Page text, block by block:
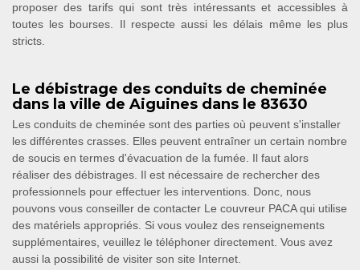
proposer des tarifs qui sont très intéressants et accessibles à
toutes les bourses. Il respecte aussi les délais même les plus
stricts.
Le débistrage des conduits de cheminée
dans la ville de Aiguines dans le 83630
Les conduits de cheminée sont des parties où peuvent s'installer
les différentes crasses. Elles peuvent entraîner un certain nombre
de soucis en termes d'évacuation de la fumée. Il faut alors
réaliser des débistrages. Il est nécessaire de rechercher des
professionnels pour effectuer les interventions. Donc, nous
pouvons vous conseiller de contacter Le couvreur PACA qui utilise
des matériels appropriés. Si vous voulez des renseignements
supplémentaires, veuillez le téléphoner directement. Vous avez
aussi la possibilité de visiter son site Internet.